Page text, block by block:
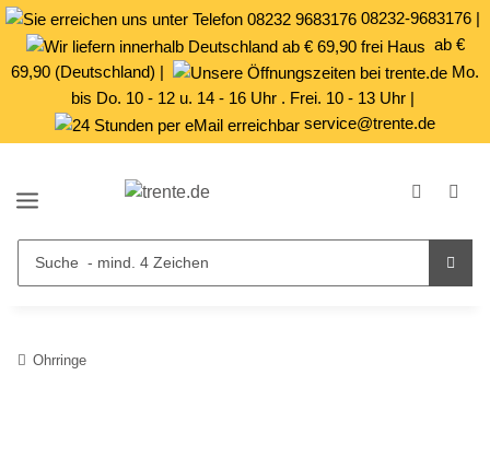
08232-9683176 |
ab €
69,90 (Deutschland) |
Mo.
bis Do. 10 - 12 u. 14 - 16 Uhr . Frei. 10 - 13 Uhr |
service@trente.de
Ohrringe